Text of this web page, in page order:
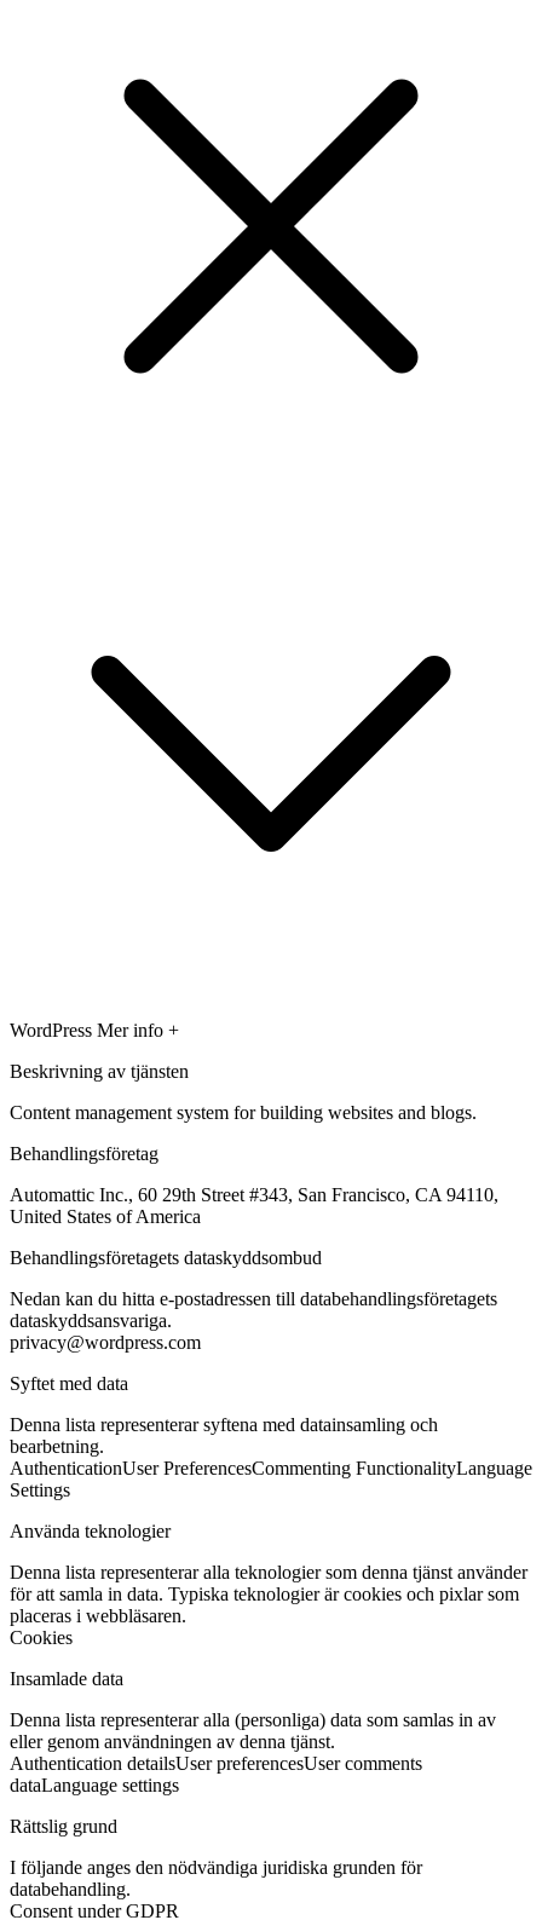
WordPress Mer info +
Beskrivning av tjänsten
Content management system for building websites and blogs.
Behandlingsföretag
Automattic Inc., 60 29th Street #343, San Francisco, CA 94110,
United States of America
Behandlingsföretagets dataskyddsombud
Nedan kan du hitta e-postadressen till databehandlingsföretagets
dataskyddsansvariga.
privacy@wordpress.com
Syftet med data
Denna lista representerar syftena med datainsamling och
bearbetning.
AuthenticationUser PreferencesCommenting FunctionalityLanguage
Settings
Använda teknologier
Denna lista representerar alla teknologier som denna tjänst använder
för att samla in data. Typiska teknologier är cookies och pixlar som
placeras i webbläsaren.
Cookies
Insamlade data
Denna lista representerar alla (personliga) data som samlas in av
eller genom användningen av denna tjänst.
Authentication detailsUser preferencesUser comments
dataLanguage settings
Rättslig grund
I följande anges den nödvändiga juridiska grunden för
databehandling.
Consent under GDPR